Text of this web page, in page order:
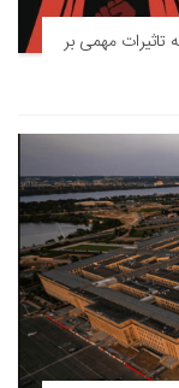
تاثیرات مهمی بر